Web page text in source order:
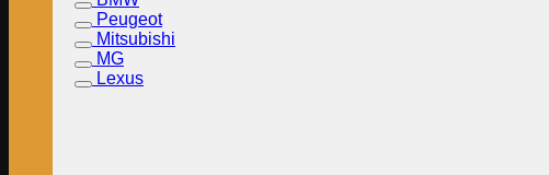
Peugeot
Mitsubishi
MG
Lexus